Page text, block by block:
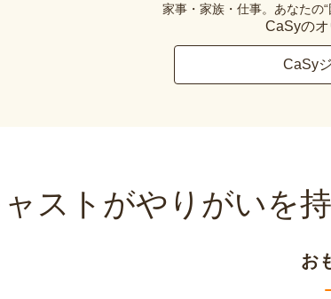
家事・家族・仕事。あなたの
CaSyの
CaSy
ストがやりがいを
お